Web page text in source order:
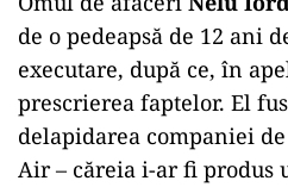
de o pedeapsă de 12 ani
executare, după ce, în
prescrierea faptelor. El
delapidarea companiei
Air – căreia i-ar fi produs